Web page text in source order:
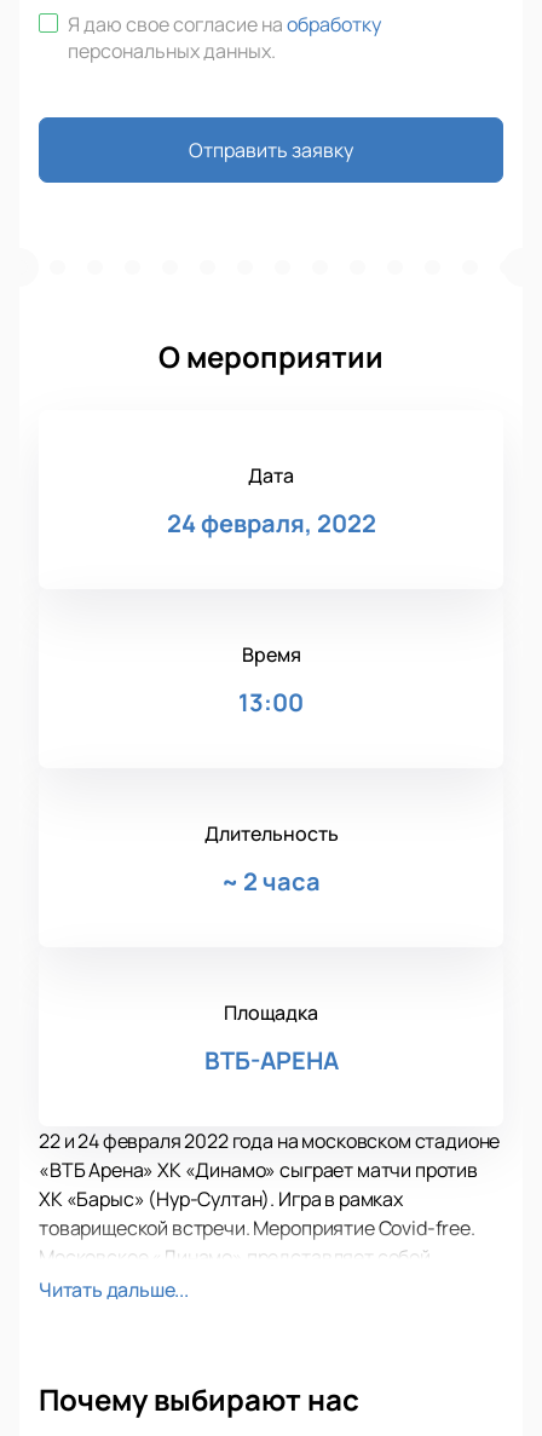
Я даю свое согласие наобработку
персональных данных.
Отправить заявку
О мероприятии
Дата
24 февраля, 2022
Время
13:00
Длительность
~ 2 часа
Площадка
ВТБ-АРЕНА
22 и 24 февраля 2022 года на московском стадионе
«ВТБ Арена» ХК «Динамо» сыграет матчи против
ХК «Барыс» (Нур-Султан). Игра в рамках
товарищеской встречи. Мероприятие Covid-free.
Московское «Динамо» представляет собой
известный хоккейный клуб, который является
начала свою историю в 40-х годах прошлого века.
Читать дальше...
Почему выбирают нас